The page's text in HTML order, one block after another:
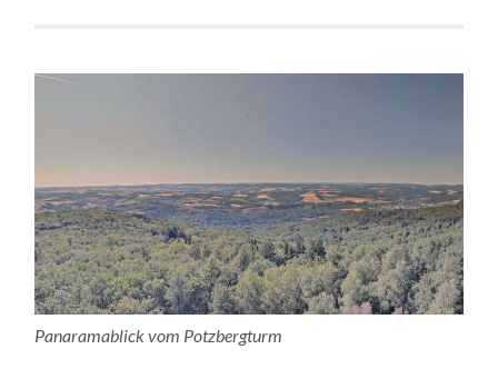
Panaramablick vom Potzbergturm